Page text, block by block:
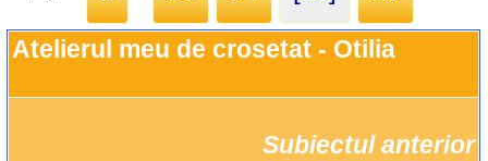
Atelierul meu de crosetat - Otilia
Subiectul anterior